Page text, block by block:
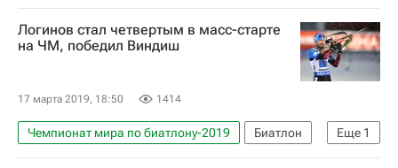
Сборная России по биатлону
Логинов стал четвертым в масс-старте
на ЧМ, победил Виндиш
17 марта 2019, 18:50 1414
Еще 1
Чемпионат мира по биатлону-2019
Биатлон
Александр Логинов (биатлонист)